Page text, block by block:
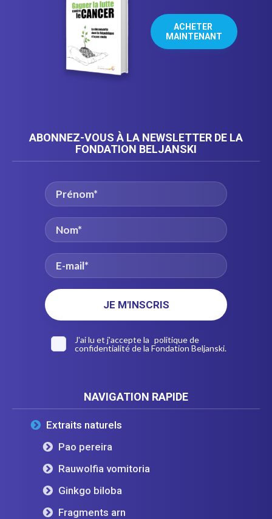
ACHETER
MAINTENANT
ABONNEZ-VOUS À LA NEWSLETTER DE LA
FONDATION BELJANSKI
J'ai lu et j'accepte la politique de
confidentialitéde la Fondation Beljanski.
NAVIGATION RAPIDE
Extraits naturels
Pao pereira
Rauwolfia vomitoria
Ginkgo biloba
Fragments arn